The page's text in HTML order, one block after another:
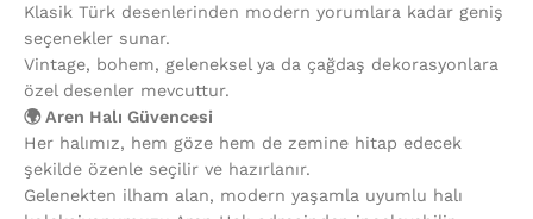
Klasik Türk desenlerinden modern yorumlara kadar geniş
seçenekler sunar.
Vintage, bohem, geleneksel ya da çağdaş dekorasyonlara
özel desenler mevcuttur.
🌍 Aren Halı Güvencesi
Her halımız, hem göze hem de zemine hitap edecek
şekilde özenle seçilir ve hazırlanır.
Gelenekten ilham alan, modern yaşamla uyumlu halı